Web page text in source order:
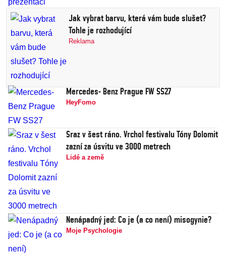
Jak vybrat barvu, která vám bude slušet?
Tohle je rozhodující
Reklama
Mercedes- Benz Prague FW SS27
HeyFomo
Sraz v šest ráno. Vrchol festivalu Tóny Dolomit
zazní za úsvitu ve 3000 metrech
Lidé a země
Nenápadný jed: Co je (a co není) misogynie?
Moje Psychologie